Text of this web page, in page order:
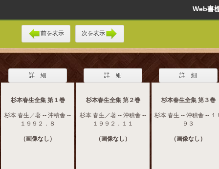
Web
前を表示 次を表示
詳 細
杉本春生全集 第１巻
杉本 春生／著 -- 沖積舎 --
１９９２．８
（画像なし）
詳 細
杉本春生全集 第２巻
杉本 春生／著 -- 沖積舎 --
１９９２．１１
（画像なし）
詳 細
杉本春生全集 第３巻
杉本 春生 -- 沖積舎 -- １
９３
（画像なし）